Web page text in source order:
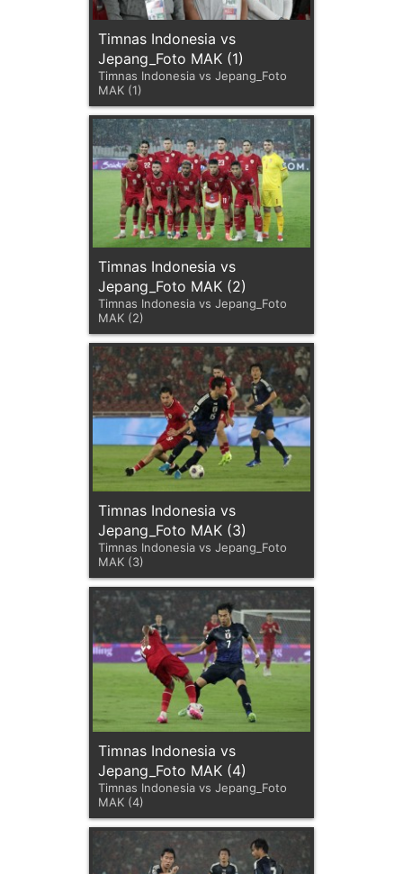
Timnas Indonesia vs
Jepang_Foto MAK (1)
Timnas Indonesia vs Jepang_Foto
MAK (1)
Timnas Indonesia vs
Jepang_Foto MAK (2)
Timnas Indonesia vs Jepang_Foto
MAK (2)
Timnas Indonesia vs
Jepang_Foto MAK (3)
Timnas Indonesia vs Jepang_Foto
MAK (3)
Timnas Indonesia vs
Jepang_Foto MAK (4)
Timnas Indonesia vs Jepang_Foto
MAK (4)